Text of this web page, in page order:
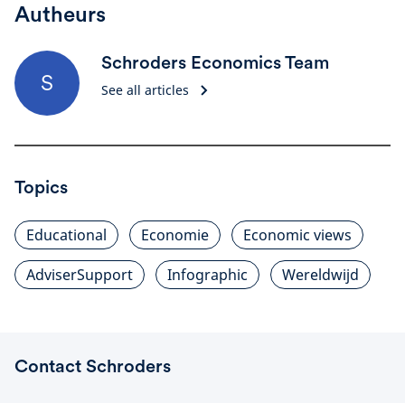
Autheurs
S
Schroders Economics Team
See all articles
Topics
Educational Economie
Economic views
AdviserSupport
Infographic Wereldwijd
Contact Schroders